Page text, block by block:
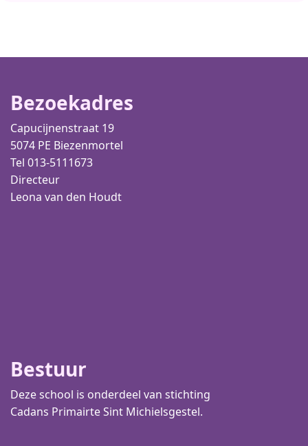
Bezoekadres
Capucijnenstraat 19
5074 PE Biezenmortel
Tel 013-5111673
Directeur
Leona van den Houdt
Bestuur
Deze school is onderdeel van stichting
Cadans Primairte Sint Michielsgestel.